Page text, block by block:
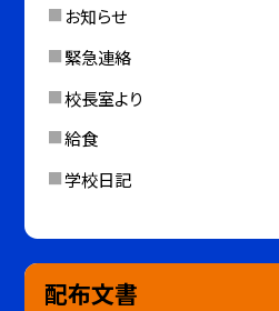
お知らせ
緊急連絡
校長室より
給食
学校日記
配布文書